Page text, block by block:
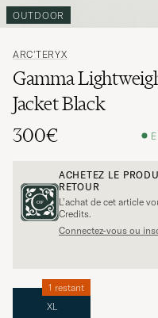
OUTDOOR
ARC'TERYX
Gamma
Jacket Black
300€
ACHETEZ LE
RETOUR
L’achat de cet article
Credits.
Connectez-vous ou
XL
1 restant